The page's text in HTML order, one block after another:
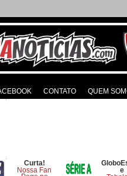
CONTATO QUEM
Curta!
Nossa Fan
e